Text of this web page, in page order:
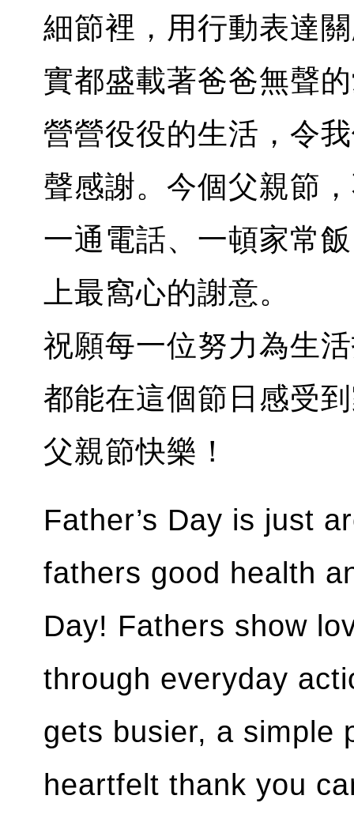
細節裡，用行動表達
實都盛載著爸爸無聲
營營役役的生活，令
聲感謝。今個父親節
一通電話、一頓家常
上最窩心的謝意。
祝願每一位努力為生
都能在這個節日感受
父親節快樂！
Father’s Day is just
fathers good health
Day! Fathers show
through everyday
gets busier, a simple
heartfelt thank you